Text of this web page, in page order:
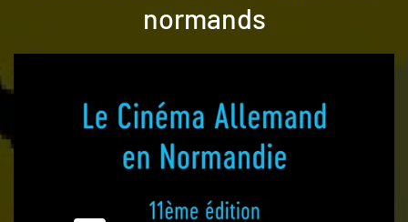
normands